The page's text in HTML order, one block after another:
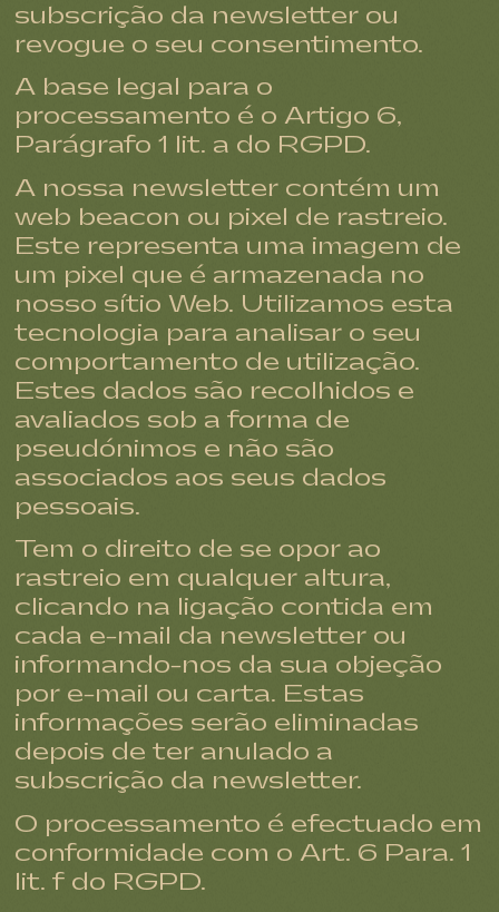
subscrição da newsletter ou
revogue o seu consentimento.
A base legal para o
processamento é o Artigo 6,
Parágrafo 1 lit. a do RGPD.
A nossa newsletter contém um
web beacon ou pixel de rastreio.
Este representa uma imagem de
um pixel que é armazenada no
nosso sítio Web. Utilizamos esta
tecnologia para analisar o seu
comportamento de utilização.
Estes dados são recolhidos e
avaliados sob a forma de
pseudónimos e não são
associados aos seus dados
pessoais.
Tem o direito de se opor ao
rastreio em qualquer altura,
clicando na ligação contida em
cada e-mail da newsletter ou
informando-nos da sua objeção
por e-mail ou carta. Estas
informações serão eliminadas
depois de ter anulado a
subscrição da newsletter.
O processamento é efectuado em
conformidade com o Art. 6 Para. 1
lit. f do RGPD.